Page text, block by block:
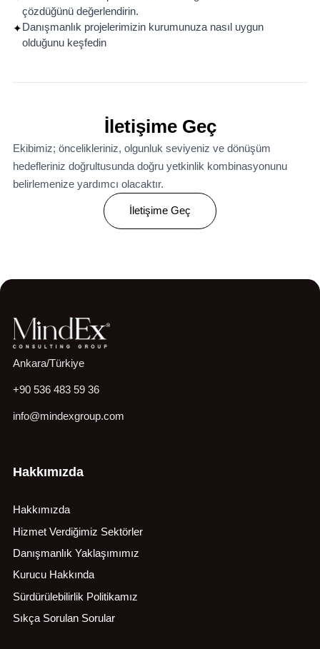
çözdüğünü değerlendirin.
✦Danışmanlık projelerimizin kurumunuza nasıl uygun
olduğunu keşfedin
İletişime Geç
Ekibimiz; öncelikleriniz, olgunluk seviyeniz ve dönüşüm
hedefleriniz doğrultusunda doğru yetkinlik kombinasyonunu
belirlemenize yardımcı olacaktır.
İletişime Geç
Ankara/Türkiye
+90 536 483 59 36
info@mindexgroup.com
Hakkımızda
Hakkımızda
Hizmet Verdiğimiz Sektörler
Danışmanlık Yaklaşımımız
Kurucu Hakkında
Sürdürülebilirlik Politikamız
Sıkça Sorulan Sorular